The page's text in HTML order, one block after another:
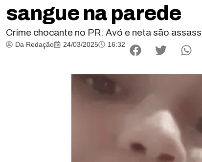
sangue na parede
Crime chocante no PR: Avó e neta são
Da Redação 24/03/2025 16:32